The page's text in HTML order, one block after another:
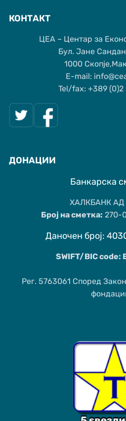
КОНТАКТ
ЦЕА – Центар за
Бул. Јане
1000
Е-mail:
Tel/fax: +389 (0)2
ДОНАЦИИ
Банкарска
ХАЛКБАНК АД
Број на сметка: 270-
Даночен број:
SWIFT/BIC code:
Рег. 5763061 Според